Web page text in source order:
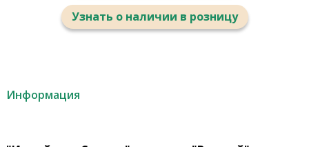
Узнать о наличии в розницу
Информация